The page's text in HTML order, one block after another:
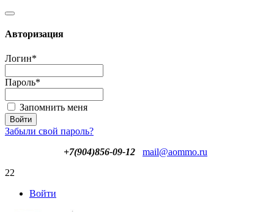
Авторизация
Логин*
Пароль*
Запомнить меня
Забыли свой пароль?
+7(904)856-09-12
mail@aommo.ru
22
Войти